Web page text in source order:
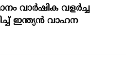
വാർഷിക വളർച്ച
ഇന്ത്യൻ വാഹന